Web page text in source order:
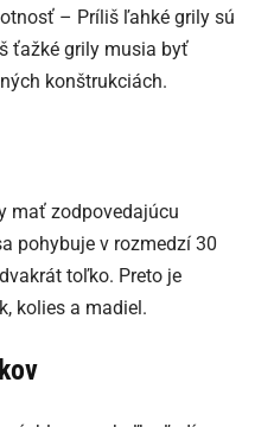
– Príliš ľahké grily sú
ťažké grily musia byť
konštrukciách.
mať zodpovedajúcu
pohybuje v rozmedzí 30
toľko. Preto je
kolies a madiel.